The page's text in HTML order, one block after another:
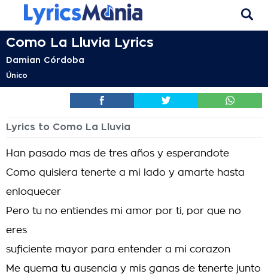
Como La Lluvia Lyrics
Damian Córdoba
Único
Lyrics to Como La Lluvia
Han pasado mas de tres años y esperandote
Como quisiera tenerte a mi lado y amarte hasta
enloquecer
Pero tu no entiendes mi amor por ti, por que no
eres
suficiente mayor para entender a mi corazon
Me quema tu ausencia y mis ganas de tenerte junto